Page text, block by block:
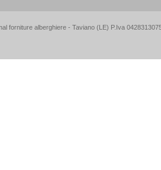
forniture alberghiere - Taviano (LE) P.Iva